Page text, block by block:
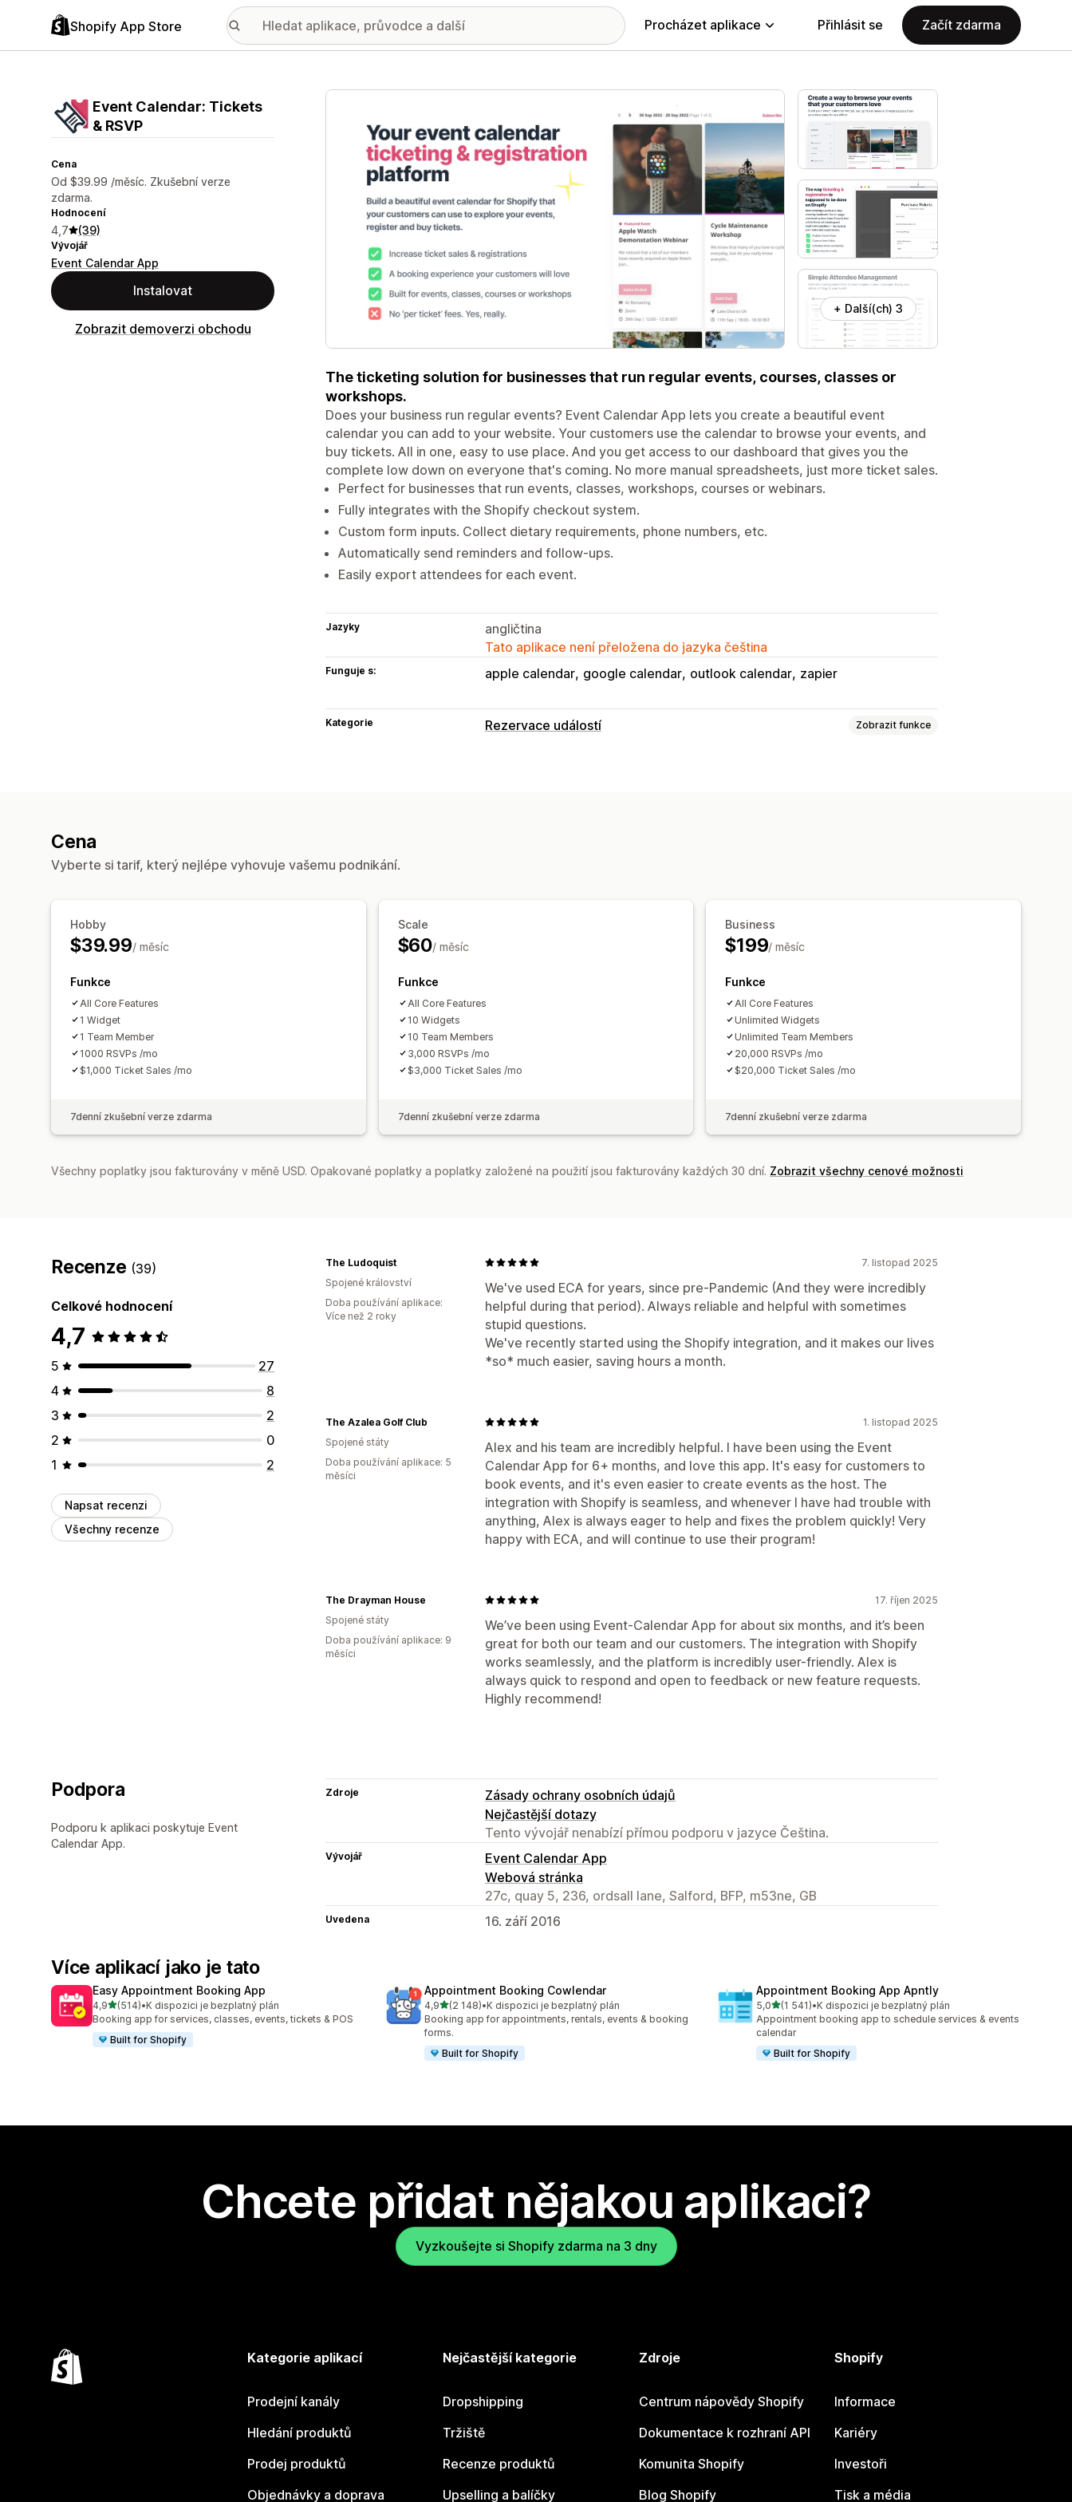
Shopify App Store Procházet aplikace Přihlásit se Začít zdarma
Event Calendar: Tickets
& RSVP
Cena
Od $39.99 /měsíc. Zkušební verze
zdarma.
Hodnocení
4,7 (39)
Vývojář
Event Calendar App
Instalovat
Zobrazit demoverzi obchodu
Galerie propagovaných obrázků
+ Další(ch) 3
The ticketing solution for businesses that run regular events, courses, classes or
workshops.
Does your business run regular events? Event Calendar App lets you create a beautiful event
calendar you can add to your website. Your customers use the calendar to browse your events, and
buy tickets. All in one, easy to use place. And you get access to our dashboard that gives you the
complete low down on everyone that's coming. No more manual spreadsheets, just more ticket sales.
Perfect for businesses that run events, classes, workshops, courses or webinars.
Fully integrates with the Shopify checkout system.
Custom form inputs. Collect dietary requirements, phone numbers, etc.
Automatically send reminders and follow-ups.
Easily export attendees for each event.
Jazyky
angličtina
Tato aplikace není přeložena do jazyka čeština
Funguje s: apple calendar google calendar outlook calendar zapier
Kategorie Rezervace událostí Zobrazit funkce
Vlastní vstupenky
Prosazování značky
Cena
Vyberte si tarif, který nejlépe vyhovuje vašemu podnikání.
Hobby
$39.99/ měsíc
Funkce
All Core Features
1 Widget
1 Team Member
1000 RSVPs /mo
$1,000 Ticket Sales /mo
7denní zkušební verze zdarma
Scale
$60/ měsíc
Funkce
All Core Features
10 Widgets
10 Team Members
3,000 RSVPs /mo
$3,000 Ticket Sales /mo
7denní zkušební verze zdarma
Business
$199/ měsíc
Funkce
All Core Features
Unlimited Widgets
Unlimited Team Members
20,000 RSVPs /mo
$20,000 Ticket Sales /mo
7denní zkušební verze zdarma
Všechny poplatky jsou fakturovány v měně USD. Opakované poplatky a poplatky založené na použití jsou fakturovány každých 30 dní. Zobrazit všechny cenové možnosti
Recenze (39)
Celkové hodnocení
4,7
5
27
4
8
3
2
2
0
1
2
Napsat recenzi
Všechny recenze
7. listopad 2025
We've used ECA for years, since pre-Pandemic (And they were incredibly
helpful during that period). Always reliable and helpful with sometimes
stupid questions.
We've recently started using the Shopify integration, and it makes our lives
*so* much easier, saving hours a month.
The Ludoquist
Spojené království
Doba používání aplikace:
Více než 2 roky
1. listopad 2025
Alex and his team are incredibly helpful. I have been using the Event
Calendar App for 6+ months, and love this app. It's easy for customers to
book events, and it's even easier to create events as the host. The
integration with Shopify is seamless, and whenever I have had trouble with
anything, Alex is always eager to help and fixes the problem quickly! Very
happy with ECA, and will continue to use their program!
The Azalea Golf Club
Spojené státy
Doba používání aplikace: 5
měsíci
17. říjen 2025
We’ve been using Event-Calendar App for about six months, and it’s been
great for both our team and our customers. The integration with Shopify
works seamlessly, and the platform is incredibly user-friendly. Alex is
always quick to respond and open to feedback or new feature requests.
Highly recommend!
The Drayman House
Spojené státy
Doba používání aplikace: 9
měsíci
Podpora
Podporu k aplikaci poskytuje Event
Calendar App.
Zdroje
Zásady ochrany osobních údajů
Nejčastější dotazy
Tento vývojář nenabízí přímou podporu v jazyce Čeština.
Vývojář
Event Calendar App
Webová stránka
27c, quay 5, 236, ordsall lane, Salford, BFP, m53ne, GB
Uvedena 16. září 2016
Více aplikací jako je tato
Easy Appointment Booking App
4,9z 5 hvězd
(514)
Celkový počet recenzí: 514
•K dispozici je bezplatný plán
Booking app for services, classes, events, tickets & POS
Built for Shopify
Appointment Booking Cowlendar
4,9z 5 hvězd
(2 148)
Celkový počet recenzí: 2148
•K dispozici je bezplatný plán
Booking app for appointments, rentals, events & booking
forms.
Built for Shopify
Appointment Booking App Apntly
5,0z 5 hvězd
(1 541)
Celkový počet recenzí: 1541
•K dispozici je bezplatný plán
Appointment booking app to schedule services & events
calendar
Built for Shopify
Chcete přidat nějakou aplikaci?
Vyzkoušejte si Shopify zdarma na 3 dny
Kategorie aplikací
Prodejní kanály
Hledání produktů
Prodej produktů
Objednávky a doprava
Nejčastější kategorie
Dropshipping
Tržiště
Recenze produktů
Upselling a balíčky
Zdroje
Centrum nápovědy Shopify
Dokumentace k rozhraní API
Komunita Shopify
Blog Shopify
Shopify
Informace
Kariéry
Investoři
Tisk a média